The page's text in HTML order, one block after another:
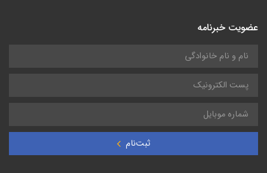
عضویت خبرنامه
ثبت‌نام